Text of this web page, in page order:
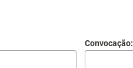
Convocação: